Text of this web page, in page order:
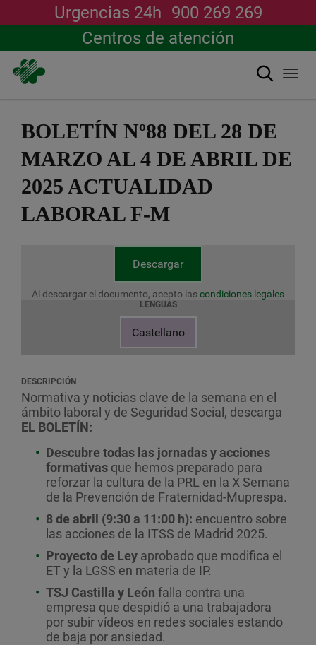
contenido
Urgencias 24h 900 269 269
Centros de atención
Buscar
BOLETÍN Nº88 DEL 28 DE
MARZO AL 4 DE ABRIL DE
2025 ACTUALIDAD
LABORAL F-M
Descargar
Al descargar el documento, acepto lascondiciones legales
LENGUAS
Castellano
DESCRIPCIÓN
Normativa y noticias clave de la semana en el
ámbito laboral y de Seguridad Social , descarga
EL BOLETÍN:
Descubre todas las jornadas y acciones
formativas que hemos preparado para
reforzar la cultura de la PRL en la X Semana
de la Prevención de Fraternidad-Muprespa.
8 de abril (9:30 a 11:00 h): encuentro sobre
las acciones de la ITSS de Madrid 2025.
Proyecto de Ley aprobado que modifica el
ET y la LGSS en materia de IP.
TSJ Castilla y León falla contra una
empresa que despidió a una trabajadora
por subir vídeos en redes sociales estando
de baja por ansiedad.